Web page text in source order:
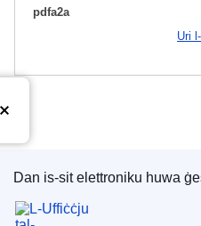
pdfa2a
Uri
L-Uffiċċju tal-
Dan is-sit elettroniku huwa